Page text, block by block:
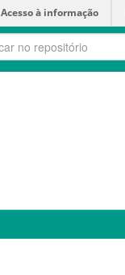
Acesso à informação